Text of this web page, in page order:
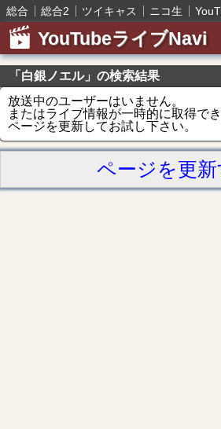
総合 総合2 ツイキャス ニコ生
YouTubeライブNavi
「白銀ノエル」の検索結果
放送中のユーザーはいません。
またはライブ情報が一時的に取得で
ページを更新してお試し下さい。
ページを更新